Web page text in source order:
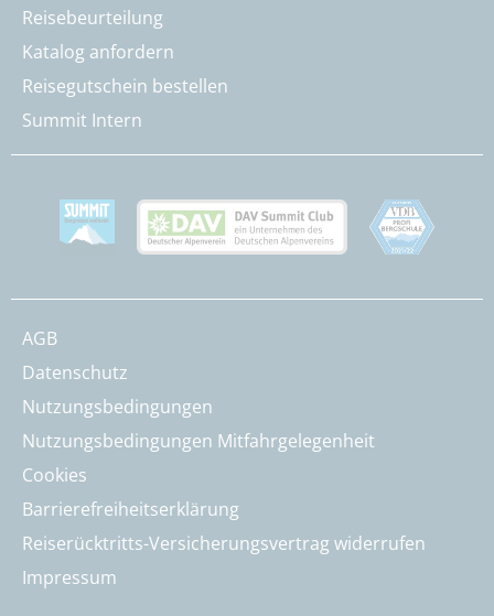
Reisebeurteilung
Katalog anfordern
Reisegutschein bestellen
Summit Intern
AGB
Datenschutz
Nutzungsbedingungen
Nutzungsbedingungen Mitfahrgelegenheit
Cookies
Barrierefreiheitserklärung
Reiserücktritts-Versicherungsvertrag widerrufen
Impressum